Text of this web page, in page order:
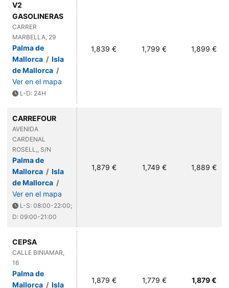
V2
GASOLINERAS
CARRER
MARBELLA, 29
Palma de
Mallorca / Isla
de Mallorca /
Ver en el mapa
L-D: 24H
1,839 € 1,799 € 1,899 €
CARREFOUR
AVENIDA
CARDENAL
ROSELL,, S/N
Palma de
Mallorca / Isla
de Mallorca /
Ver en el mapa
L-S: 08:00-22:00;
D: 09:00-21:00
1,879 € 1,749 € 1,889 €
CEPSA
CALLE BINIAMAR,
16
Palma de
Mallorca / Isla
1,879 € 1,779 € 1,879 €